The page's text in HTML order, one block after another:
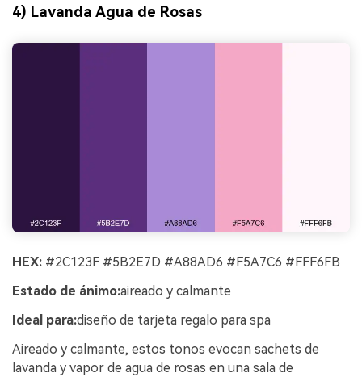
4) Lavanda Agua de Rosas
HEX: #2C123F #5B2E7D #A88AD6 #F5A7C6 #FFF6FB
Estado de ánimo:aireado y calmante
Ideal para:diseño de tarjeta regalo para spa
Aireado y calmante, estos tonos evocan sachets de
lavanda y vapor de agua de rosas en una sala de